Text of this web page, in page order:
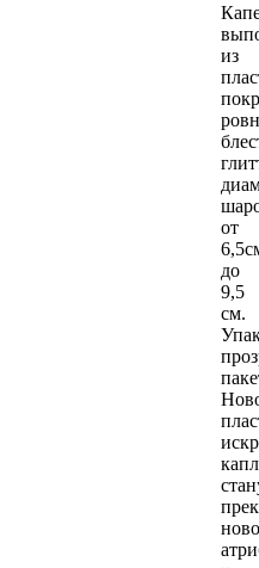
из
от
до
9,5
см.